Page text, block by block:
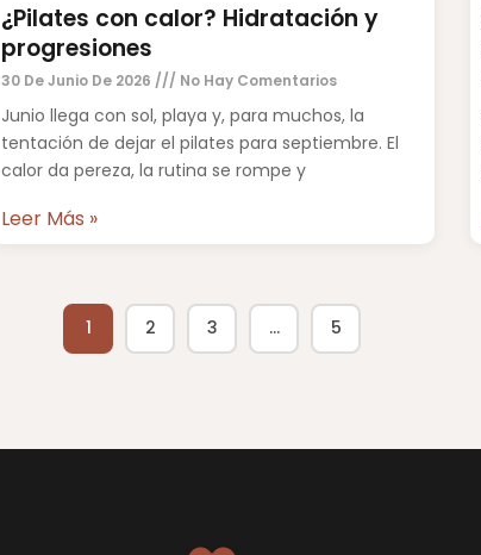
¿Pilates con calor? Hidratación y
progresiones
30 De Junio De 2026 No Hay Comentarios
Junio llega con sol, playa y, para muchos, la
tentación de dejar el pilates para septiembre. El
calor da pereza, la rutina se rompe y
Leer Más »
1 2 3 … 5